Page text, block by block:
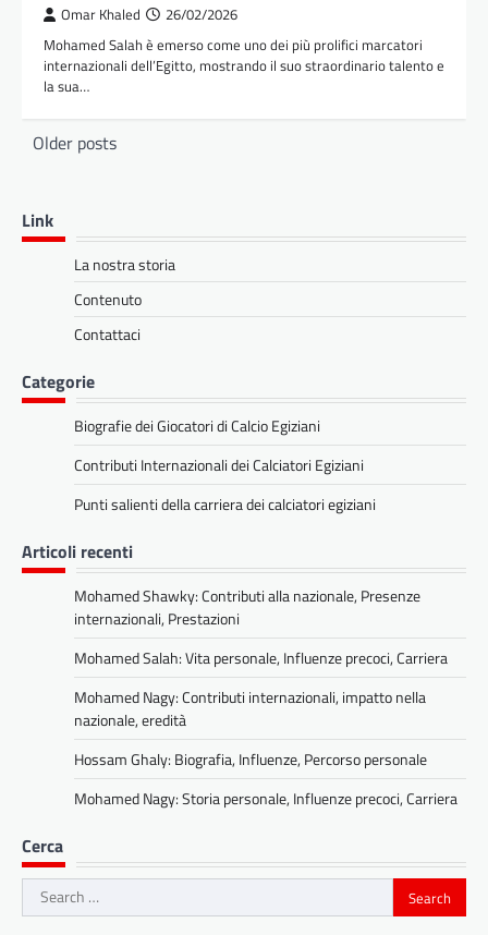
Omar Khaled 26/02/2026
Mohamed Salah è emerso come uno dei più prolifici marcatori
internazionali dell’Egitto, mostrando il suo straordinario talento e
la sua…
Posts
Older posts
Link
La nostra storia
Contenuto
Contattaci
Categorie
Biografie dei Giocatori di Calcio Egiziani
Contributi Internazionali dei Calciatori Egiziani
Punti salienti della carriera dei calciatori egiziani
Articoli recenti
Mohamed Shawky: Contributi alla nazionale, Presenze
internazionali, Prestazioni
Mohamed Salah: Vita personale, Influenze precoci, Carriera
Mohamed Nagy: Contributi internazionali, impatto nella
nazionale, eredità
Hossam Ghaly: Biografia, Influenze, Percorso personale
Mohamed Nagy: Storia personale, Influenze precoci, Carriera
Cerca
Search
for: